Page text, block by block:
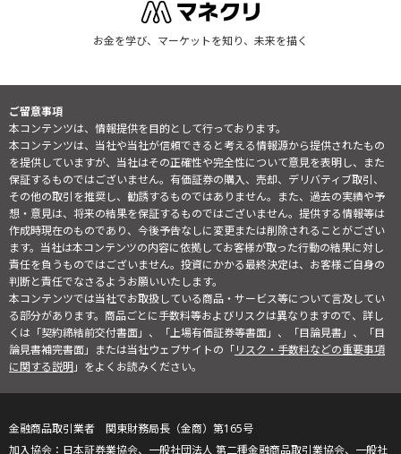
お金を学び、マーケットを知り、未来を描く
ご留意事項
本コンテンツは、情報提供を目的として行っております。
本コンテンツは、当社や当社が信頼できると考える情報源から提供されたもの
を提供していますが、当社はその正確性や完全性について意見を表明し、また
保証するものではございません。有価証券の購入、売却、デリバティブ取引、
その他の取引を推奨し、勧誘するものではありません。また、過去の実績や予
想・意見は、将来の結果を保証するものではございません。提供する情報等は
作成時現在のものであり、今後予告なしに変更または削除されることがござい
ます。当社は本コンテンツの内容に依拠してお客様が取った行動の結果に対し
責任を負うものではございません。投資にかかる最終決定は、お客様ご自身の
判断と責任でなさるようお願いいたします。
本コンテンツでは当社でお取扱している商品・サービス等について言及してい
る部分があります。商品ごとに手数料等およびリスクは異なりますので、詳し
くは「契約締結前交付書面」、「上場有価証券等書面」、「目論見書」、「目
論見書補完書面」または当社ウェブサイトの「リスク・手数料などの重要事項
に関する説明」をよくお読みください。
金融商品取引業者 関東財務局長（金商）第165号
日本証券業協会、一般社団法人 第二種金融商品取引業協会、一般社